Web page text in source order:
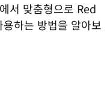
서 맞춤형으로 Red
하는 방법을 알아보